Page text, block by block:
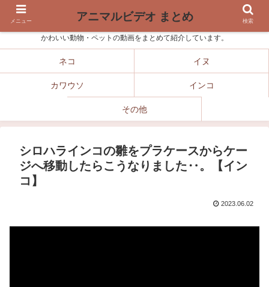
かわいい動物・ペットの動画をまとめて紹介しています。
ネコ イヌ
カワウソ インコ
その他
シロハラインコの雛をプラケースからケー
ジへ移動したらこうなりました‥。【イン
コ】
2023.06.02
メニュー アニマルビデオ まとめ 検索